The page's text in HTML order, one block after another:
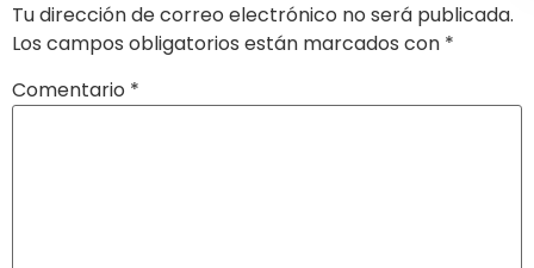
Tu dirección de correo electrónico no será publicada.
Los campos obligatorios están marcados con *
Comentario *